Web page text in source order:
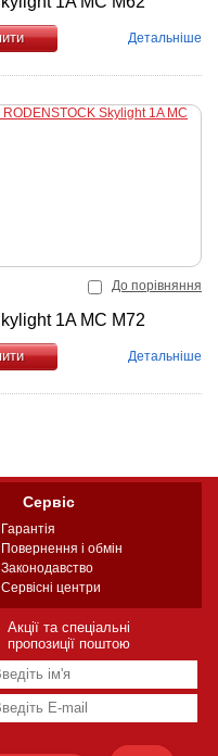
Детальніше
До порівняння
1A MC M72
Детальніше
Сервіс
Гарантія
Повернення і обмін
Законодавство
Сервісні центри
Акції та спеціальні
пропозиції поштою